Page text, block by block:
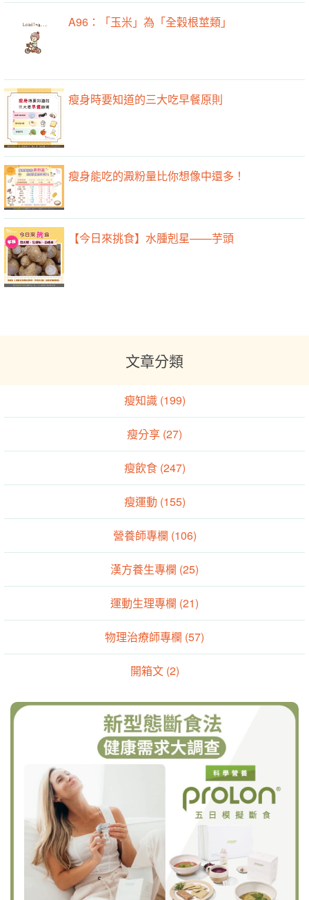
A96：「玉米」為「全穀根莖類」
瘦身時要知道的三大吃早餐原則
瘦身能吃的澱粉量比你想像中還多！
【今日來挑食】水腫剋星——芋頭
文章分類
瘦知識 (199)
瘦分享 (27)
瘦飲食 (247)
瘦運動 (155)
營養師專欄 (106)
漢方養生專欄 (25)
運動生理專欄 (21)
物理治療師專欄 (57)
開箱文 (2)